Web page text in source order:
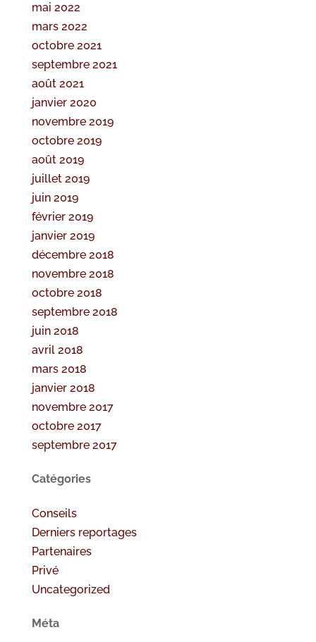
mai 2022
mars 2022
octobre 2021
septembre 2021
août 2021
janvier 2020
novembre 2019
octobre 2019
août 2019
juillet 2019
juin 2019
février 2019
janvier 2019
décembre 2018
novembre 2018
octobre 2018
septembre 2018
juin 2018
avril 2018
mars 2018
janvier 2018
novembre 2017
octobre 2017
septembre 2017
Catégories
Conseils
Derniers reportages
Partenaires
Privé
Uncategorized
Méta